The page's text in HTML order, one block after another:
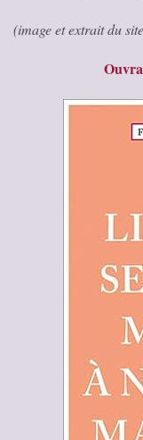
(image et extrait du